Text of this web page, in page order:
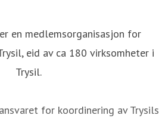
en medlemsorganisasjon for
eid av ca 180 virksomheter i
Trysil.
for koordinering av Trysils